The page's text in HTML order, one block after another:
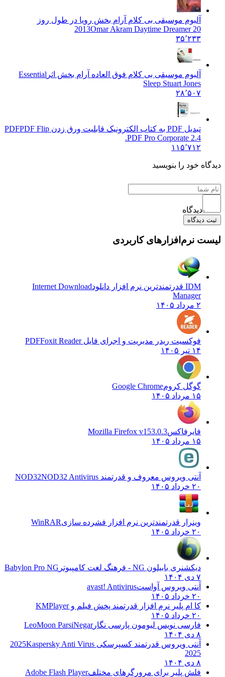
آلبوم موسیقی بی کلام آرام بخش رویا در طول روز
2013Omar Akram Daytime Dreamer 20
۳۵٬۲۳۳
آلبوم موسیقی بی کلام فوق العاده آرام بخش اثرEssential
Sleep Stuart Jones
۲۸٬۵۰۷
تبدیل PDF به کتاب الکترونیک قابلیت ورق زدن PDF
PDF Flip
PDF Pro Corporate 2.4.
۱۱۵٬۷۱۲
خود را بنویسید
دیدگاه
نرم‌افزارهای کاربردی
Internet Download
Manager
فوکسیت ریدر مدیریت و اجرای فایل PDF Foxit Reader
گوگل کروم Google Chrome
فایرفاکسMozilla Firefox v153.0.3
آنتی ویروس معروف و قدرتمند NOD32 NOD32 Antivirus
وینرار قدرتمندترین نرم افزار فشرده سازیWinRAR
دیکشنری بابیلون NG - فرهنگ لغت کامپیوتر
Babylon Pro NG
آنتی ویروس آواستavast! Antivirus
کا ام پلیر نرم افزار قدرتمند پخش فیلم وKMPlayer
فارسی نویس لیومون پارسی نگار LeoMoon ParsiNegar
آنتی ویروس قدرتمند کسپرسکی 2025Kaspersky Anti Virus
فلش پلیر برای مرورگرهای مختلفAdobe Flash Player